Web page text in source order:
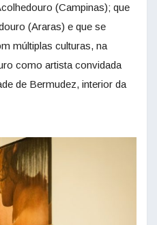
(Campinas); que
(Araras) e que se
múltiplas culturas, na
como artista convidada
de Bermudez, interior da